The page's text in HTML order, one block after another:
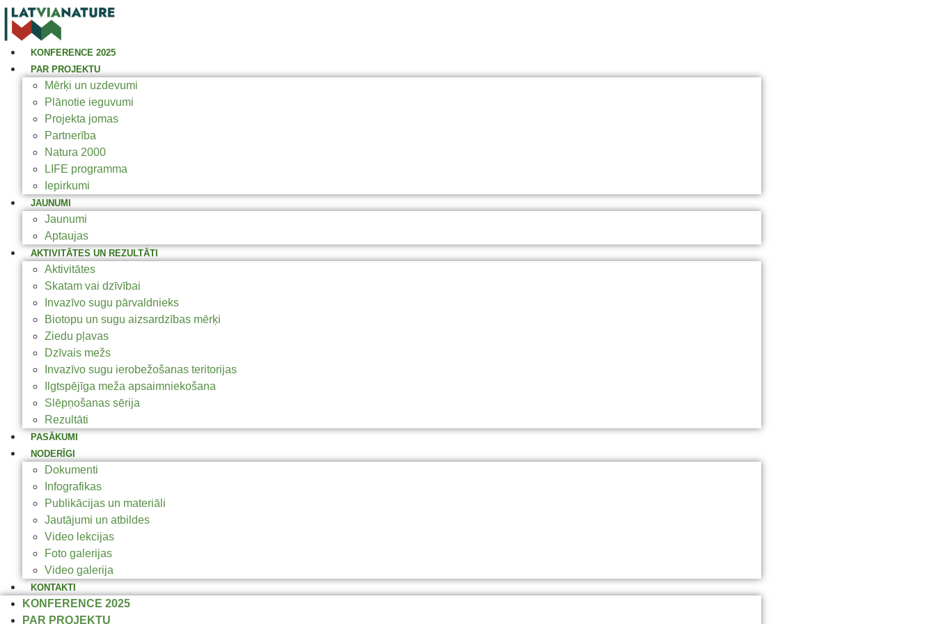
KONFERENCE 2025
PAR PROJEKTU
Mērķi un uzdevumi
Plānotie ieguvumi
Projekta jomas
Partnerība
Natura 2000
LIFE programma
Iepirkumi
JAUNUMI
Jaunumi
Aptaujas
AKTIVITĀTES UN REZULTĀTI
Aktivitātes
Skatam vai dzīvībai
Invazīvo sugu pārvaldnieks
Biotopu un sugu aizsardzības mērķi
Ziedu pļavas
Dzīvais mežs
Invazīvo sugu ierobežošanas teritorijas
Ilgtspējīga meža apsaimniekošana
Slēpņošanas sērija
Rezultāti
PASĀKUMI
NODERĪGI
Dokumenti
Infografikas
Publikācijas un materiāli
Jautājumi un atbildes
Video lekcijas
Foto galerijas
Video galerija
KONTAKTI
KONFERENCE 2025
PAR PROJEKTU